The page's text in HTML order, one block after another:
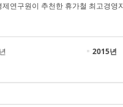
제연구원이 추천한 휴가철 최고경영
2015년